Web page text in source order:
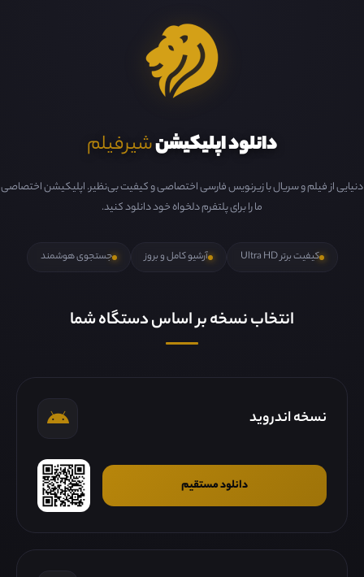
دانلود اپلیکیشنشیرفیلم
دنیایی از فیلم و سریال با زیرنویس فارسی اختصاصی و کیفیت بی‌نظیر. اپلیکیشن اختصاصی
ما را برای پلتفرم دلخواه خود دانلود کنید.
کیفیت برتر Ultra HD آرشیو کامل و بروز جستجوی هوشمند
انتخاب نسخه بر اساس دستگاه شما
نسخه اندروید
دانلود مستقیم